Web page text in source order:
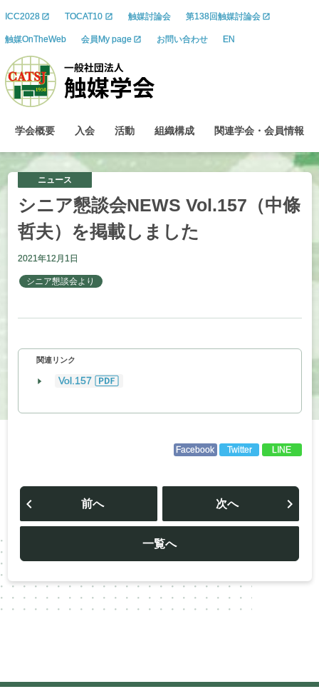
ICC2028 TOCAT10 触媒討論会 第138回触媒討論会
触媒OnTheWeb 会員My page お問い合わせ EN
学会概要 入会 活動 組織構成 関連学会 ・ 会員情報
ニュース
シニア懇談会NEWS Vol.157 （中條
哲夫）を掲載しました
2021年12月1日
シニア懇談会より
関連リンク
Vol.157
Facebook Twitter LINE
投
ビ
ー
シ
ョ
前へ
一覧へ
次へ